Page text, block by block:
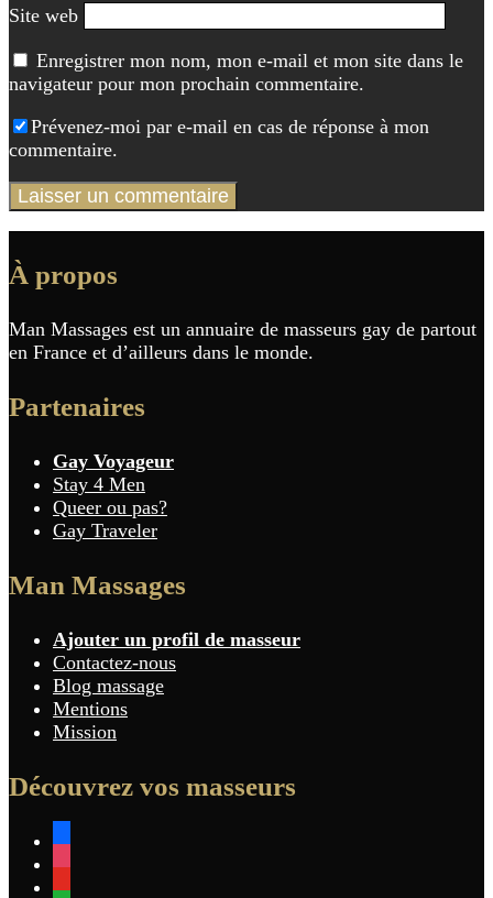
Site web
Enregistrer mon nom, mon e-mail et mon site dans le
navigateur pour mon prochain commentaire.
Prévenez-moi par e-mail en cas de réponse à mon
commentaire.
À propos
Man Massages est un annuaire de masseurs gay de partout
en France et d’ailleurs dans le monde.
Partenaires
Gay Voyageur
Stay 4 Men
Queer ou pas?
Gay Traveler
Man Massages
Ajouter un profil de masseur
Contactez-nous
Blog massage
Mentions
Mission
Découvrez vos masseurs
facebook
instagram
youtube